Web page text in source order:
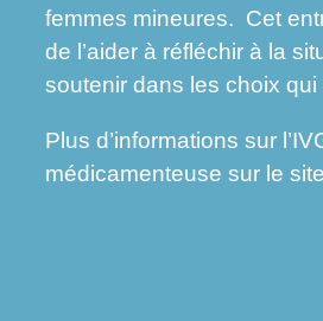
femmes mineures. Cet
de l’aider à réfléchir à la
soutenir dans les choix qui
Plus d’informations sur
médicamenteuse sur le site